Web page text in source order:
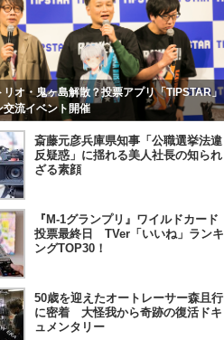
リオ・鬼ヶ島解散？投票アプリ「TIPSTAR」
交流イベント開催
斎藤元彦兵庫県知事「公職選挙法違
反疑惑」に揺れる美人社長の知られ
ざる素顔
『M-1グランプリ』ワイルドカード
投票最終日 TVer「いいね」ランキ
ングTOP30！
50歳を迎えたオートレーサー森且行
に密着 大怪我から奇跡の復活ドキ
ュメンタリー